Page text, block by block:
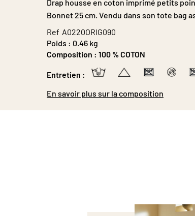
de
la
d’images
Drap housse en coton imprimé petits
Bonnet 25 cm. Vendu dans son tote bag
Ref A0220ORIG090
Poids : 0.46 kg
Composition : 100 % COTON
Entretien :
En savoir plus sur la composition